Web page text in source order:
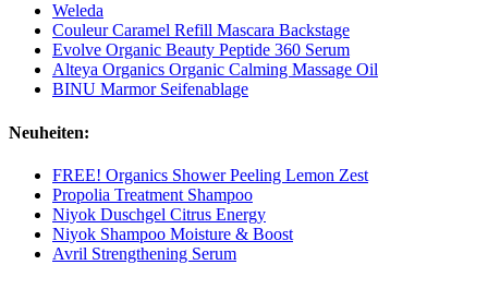
Weleda
Couleur Caramel Refill Mascara Backstage
Evolve Organic Beauty Peptide 360 Serum
Alteya Organics Organic Calming Massage Oil
BINU Marmor Seifenablage
Neuheiten:
FREE! Organics Shower Peeling Lemon Zest
Propolia Treatment Shampoo
Niyok Duschgel Citrus Energy
Niyok Shampoo Moisture & Boost
Avril Strengthening Serum